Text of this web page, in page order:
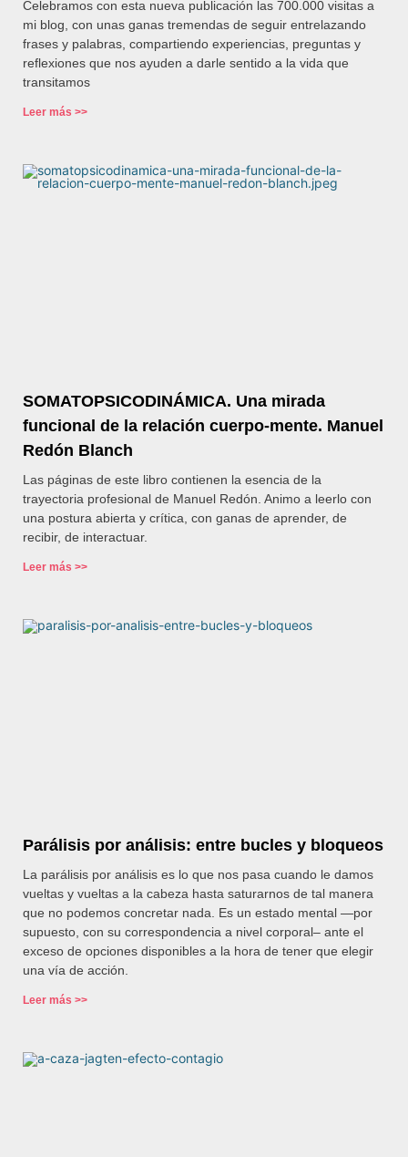
Celebramos con esta nueva publicación las 700.000 visitas a
mi blog, con unas ganas tremendas de seguir entrelazando
frases y palabras, compartiendo experiencias, preguntas y
reflexiones que nos ayuden a darle sentido a la vida que
transitamos
Leer más >>
SOMATOPSICODINÁMICA. Una mirada
funcional de la relación cuerpo-mente. Manuel
Redón Blanch
Las páginas de este libro contienen la esencia de la
trayectoria profesional de Manuel Redón. Animo a leerlo con
una postura abierta y crítica, con ganas de aprender, de
recibir, de interactuar.
Leer más >>
Parálisis por análisis: entre bucles y bloqueos
La parálisis por análisis es lo que nos pasa cuando le damos
vueltas y vueltas a la cabeza hasta saturarnos de tal manera
que no podemos concretar nada. Es un estado mental —por
supuesto, con su correspondencia a nivel corporal– ante el
exceso de opciones disponibles a la hora de tener que elegir
una vía de acción.
Leer más >>